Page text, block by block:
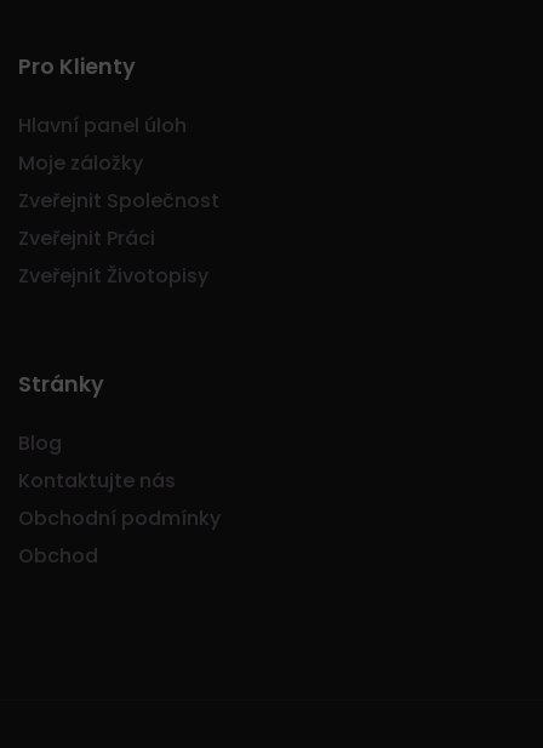
Pro Klienty
Hlavní panel úloh
Moje záložky
Zveřejnit Společnost
Zveřejnit Práci
Zveřejnit Životopisy
Stránky
Blog
Kontaktujte nás
Obchodní podmínky
Obchod